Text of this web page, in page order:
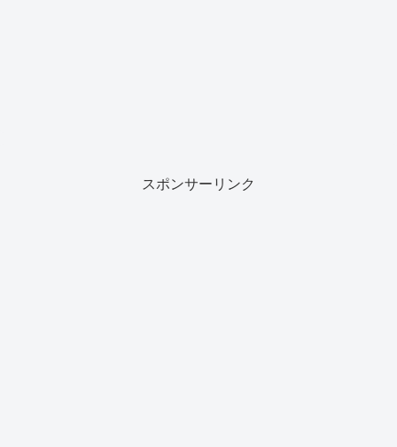
スポンサーリンク